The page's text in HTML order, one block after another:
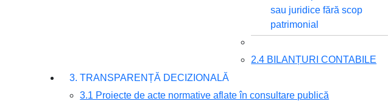
sau juridice fără scop
patrimonial
2.4 BILANȚURI CONTABILE
3. TRANSPARENȚĂ DECIZIONALĂ
3.1 Proiecte de acte normative aflate în consultare publică